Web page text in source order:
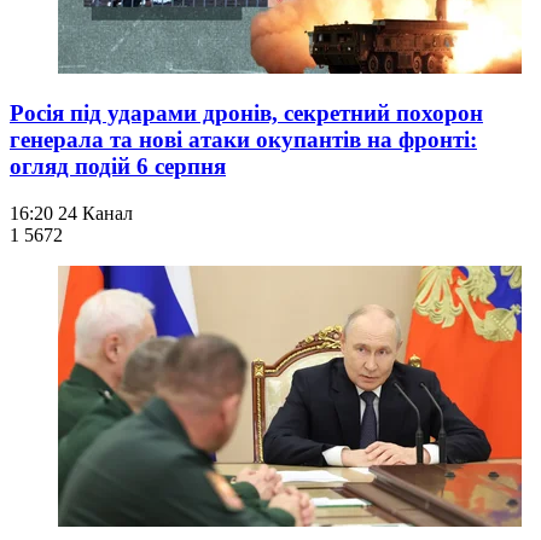
Росія під ударами дронів, секретний похорон
генерала та нові атаки окупантів на фронті:
огляд подій 6 серпня
16:20 24 Канал
1 5672